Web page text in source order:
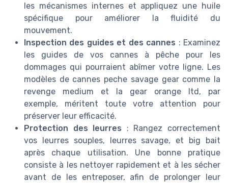
les mécanismes internes et appliquez une huile
spécifique pour améliorer la fluidité du
mouvement.
Inspection des guides et des cannes : Examinez
les guides de vos cannes à pêche pour les
dommages qui pourraient abîmer votre ligne. Les
modèles de cannes peche savage gear comme la
revenge medium et la gear orange ltd, par
exemple, méritent toute votre attention pour
préserver leur efficacité.
Protection des leurres : Rangez correctement
vos leurres souples, leurres savage, et big bait
après chaque utilisation. Une bonne pratique
consiste à les nettoyer rapidement et à les sécher
avant de les entreposer, afin de prolonger leur